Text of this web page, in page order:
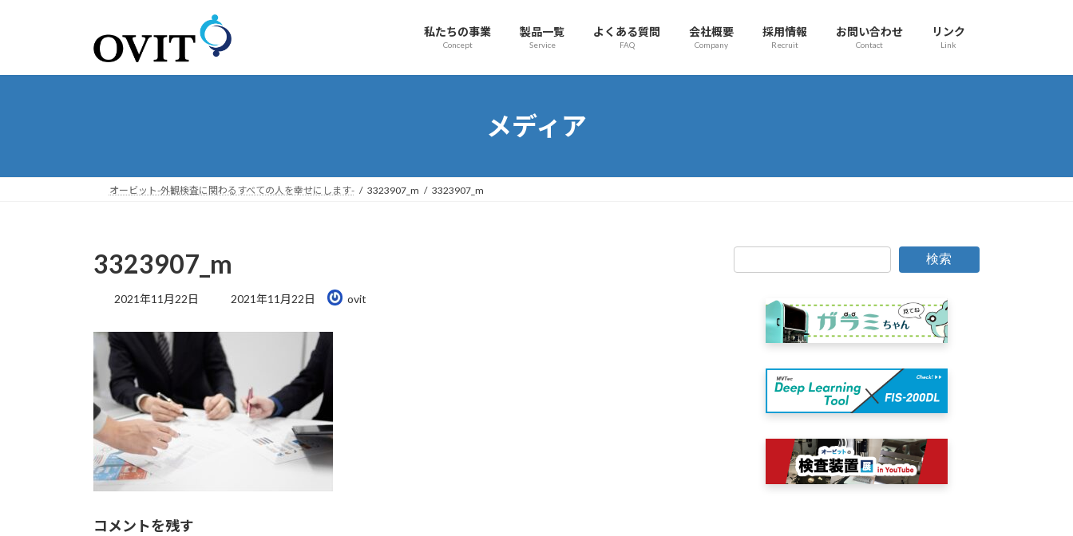
プ
動
私たちの事業
Concept
製品一覧
Service
よくある質問
FAQ
会社概要
Company
採用情報
Recruit
お問い合わせ
Contact
リンク
Link
メディア
オービット-外観検査に関わるすべての人を幸せにします- 3323907_m 3323907_m
3323907_m
2021年11月22日
最
時
:
2021年11月22日 ovit
コメントを残す
検索